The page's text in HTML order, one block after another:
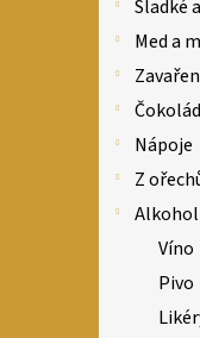
Sladké
Med a
Nápoje
Z
Víno
Pivo